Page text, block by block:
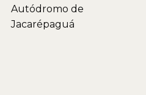
Autódromo de
Jacarépaguá